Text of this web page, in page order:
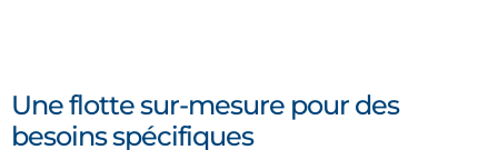
Une flotte sur-mesure pour des
besoins spécifiques